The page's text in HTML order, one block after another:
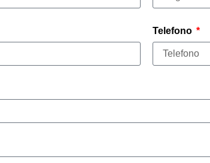
Telefono